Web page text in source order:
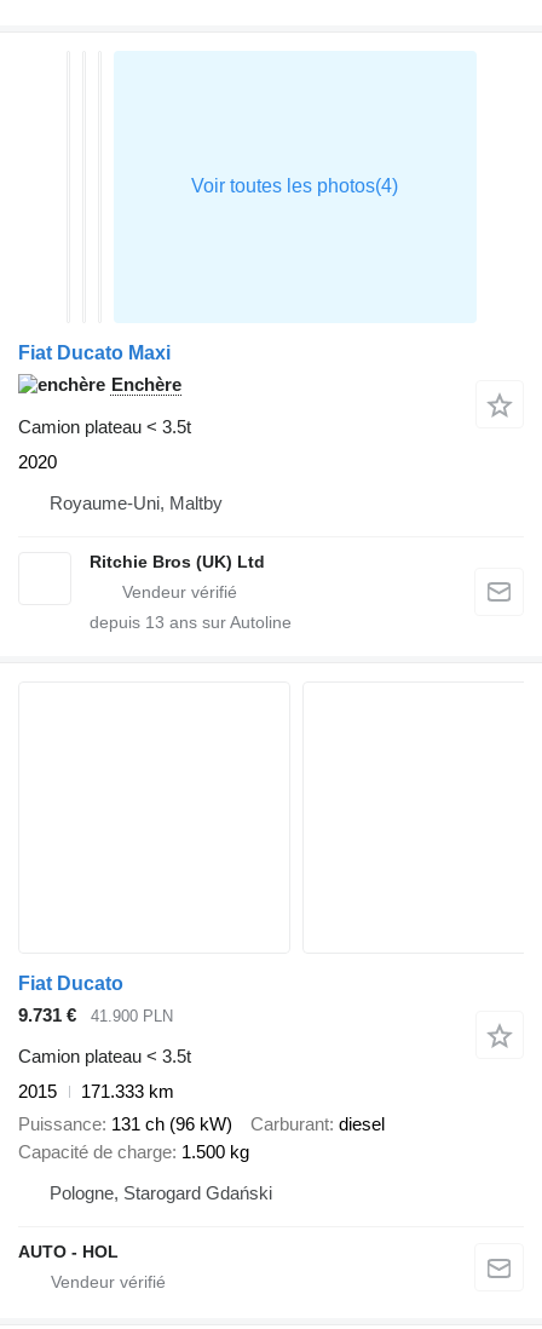
Fiat Ducato Maxi
Enchère
Camion plateau < 3.5t
2020
Royaume-Uni, Maltby
Ritchie Bros (UK) Ltd
depuis 13 ans sur Autoline
Fiat Ducato
9.731 €
41.900 PLN
Camion plateau < 3.5t
2015
171.333 km
Puissance 131 ch (96 kW) Carburant diesel
Capacité de charge 1.500 kg
Pologne, Starogard Gdański
AUTO - HOL